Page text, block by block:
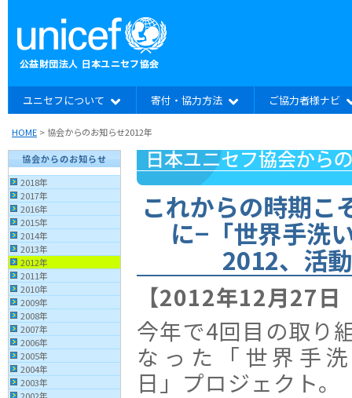
ユニセフについて 寄付・協力方法 ご協力者様ナビ
HOME > 協会からのお知らせ2012年
協会からのお知らせ
2018年
2017年
2016年
2015年
2014年
2013年
2012年
2011年
2010年
2009年
2008年
2007年
2006年
2005年
2004年
2003年
これからの時期こ
に−「世界手洗
2012、活
【2012年12月27
今年で4回目の取り
なった「世界手
日」プロジェクト。